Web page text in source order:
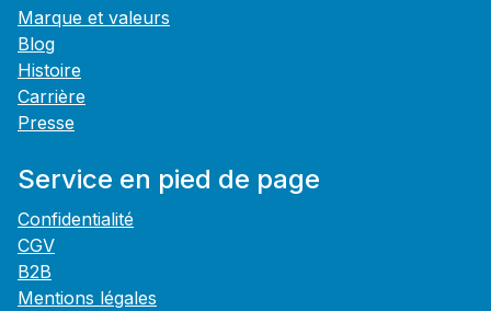
Marque et valeurs
Blog
Histoire
Carrière
Presse
Service en pied de page
Confidentialité
CGV
B2B
Mentions légales